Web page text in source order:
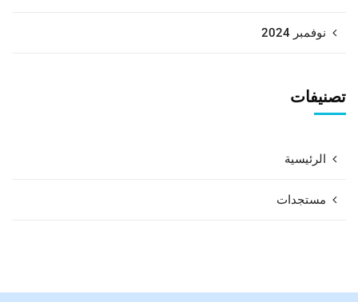
نوفمبر 2024
تصنيفات
الرئيسية
مستجدات